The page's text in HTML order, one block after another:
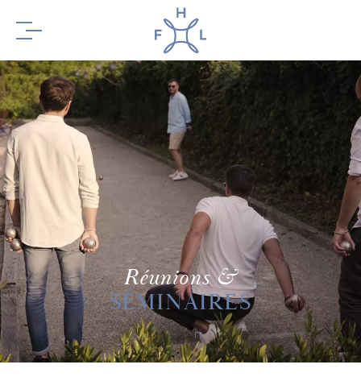
RÉSERVEZ
VOTRE SÉJOUR
RÉSERVEZ
VOTRE TABLE
Réunions &
SÉMINAIRES